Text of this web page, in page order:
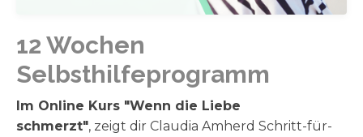
12 Wochen
Selbsthilfeprogramm
Im Online Kurs "Wenn die Liebe
schmerzt", zeigt dir Claudia Amherd Schritt-für-